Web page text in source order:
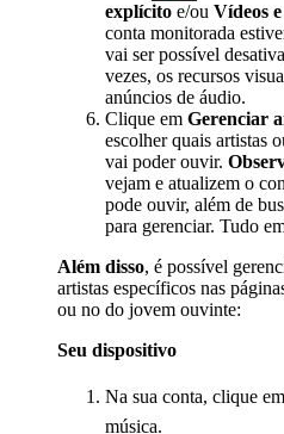
explícito e/ou Vídeos
conta monitorada
vai ser possível
vezes, os recursos
anúncios de áudio.
Clique em Gerenciar
escolher quais artistas
vai poder ouvir.
vejam e atualizem o
pode ouvir, além de
para gerenciar. Tudo
Além disso, é possível
artistas específicos nas
ou no do jovem ouvinte:
Seu dispositivo
Na sua conta, clique em
música.